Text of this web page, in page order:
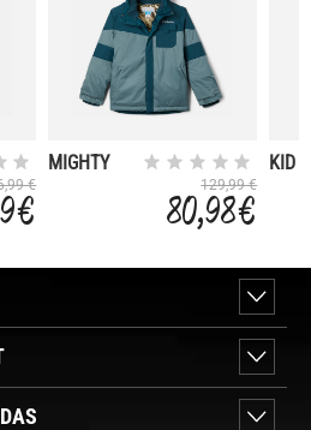
€
€
MIGHTY
129,99 €
80,98 €
KID